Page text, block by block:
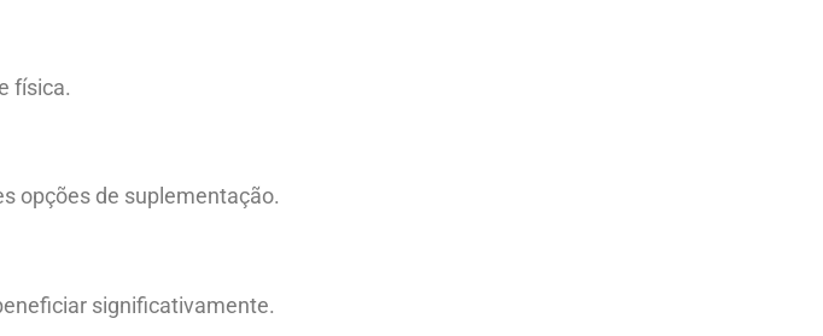
física.
opções de suplementação.
significativamente.